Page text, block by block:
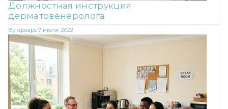
Должностная инструкция
дерматовенеролога
By dpoaps 7 июля, 2022